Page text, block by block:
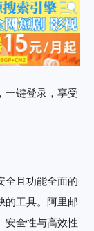
一键登录，享受
全且功能全面的
的工具。阿里邮
安全性与高效性